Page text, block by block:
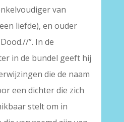
van
liefde), en ouder
”. In de
in de bundel geeft hij
die de naam
een dichter die zich
stelt om in